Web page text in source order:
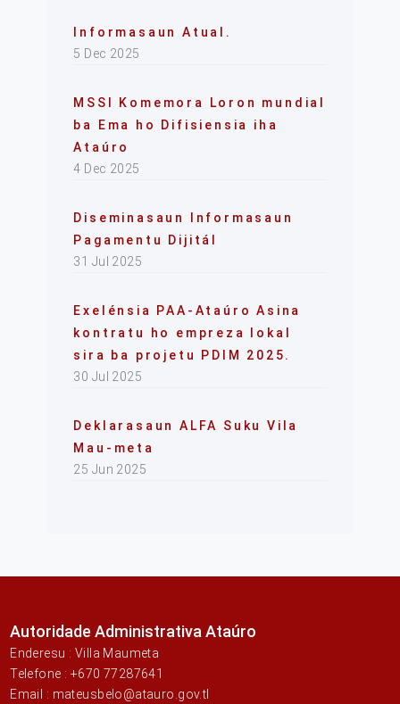
Informasaun Atual.
5 Dec 2025
MSSI Komemora Loron mundial
ba Ema ho Difisiensia iha
Ataúro
4 Dec 2025
Diseminasaun Informasaun
Pagamentu Dijitál
31 Jul 2025
Exelénsia PAA-Ataúro Asina
kontratu ho empreza lokal
sira ba projetu PDIM 2025.
30 Jul 2025
Deklarasaun ALFA Suku Vila
Mau-meta
25 Jun 2025
Autoridade Administrativa Ataúro
Enderesu : Villa Maumeta
Telefone : +670 77287641
Email : mateusbelo@atauro.gov.tl